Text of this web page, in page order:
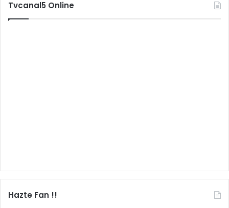
Tvcanal5 Online
Hazte Fan !!